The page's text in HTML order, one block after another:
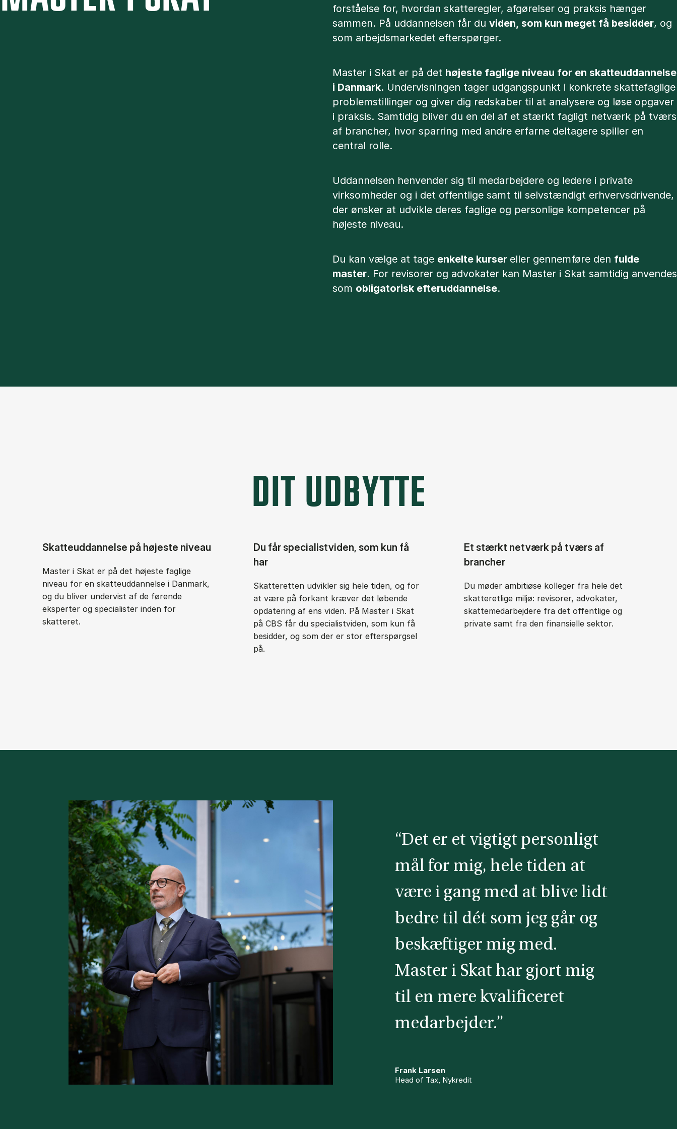
forståelse for, hvordan skatteregler, afgørelser og praksis hænger
sammen. På uddannelsen får du viden, som kun meget få besidder, og
som arbejdsmarkedet efterspørger.
Master i Skat er på det højeste faglige niveau for en skatteuddannelse
i Danmark. Undervisningen tager udgangspunkt i konkrete skattefaglige
problemstillinger og giver dig redskaber til at analysere og løse opgaver
i praksis. Samtidig bliver du en del af et stærkt fagligt netværk på tværs
af brancher, hvor sparring med andre erfarne deltagere spiller en
central rolle.
Uddannelsen henvender sig til medarbejdere og ledere i private
virksomheder og i det offentlige samt til selvstændigt erhvervsdrivende,
der ønsker at udvikle deres faglige og personlige kompetencer på
højeste niveau.
Du kan vælge at tage enkelte kurser eller gennemføre den fulde
master. For revisorer og advokater kan Master i Skat samtidig anvendes
som obligatorisk efteruddannelse.
DIT UDBYTTE
Skatteuddannelse på højeste niveau
Master i Skat er på det højeste faglige
niveau for en skatteuddannelse i Danmark,
og du bliver undervist af de førende
eksperter og specialister inden for
skatteret.
Du får specialistviden, som kun få
har
Skatteretten udvikler sig hele tiden, og for
at være på forkant kræver det løbende
opdatering af ens viden. På Master i Skat
på CBS får du specialistviden, som kun få
besidder, og som der er stor efterspørgsel
på.
Et stærkt netværk på tværs af
brancher
Du møder ambitiøse kolleger fra hele det
skatteretlige miljø: revisorer, advokater,
skattemedarbejdere fra det offentlige og
private samt fra den finansielle sektor.
“Det er et vigtigt personligt
mål for mig, hele tiden at
være i gang med at blive lidt
bedre til dét som jeg går og
beskæftiger mig med.
Master i Skat har gjort mig
til en mere kvalificeret
medarbejder.”
Frank Larsen
Head of Tax, Nykredit